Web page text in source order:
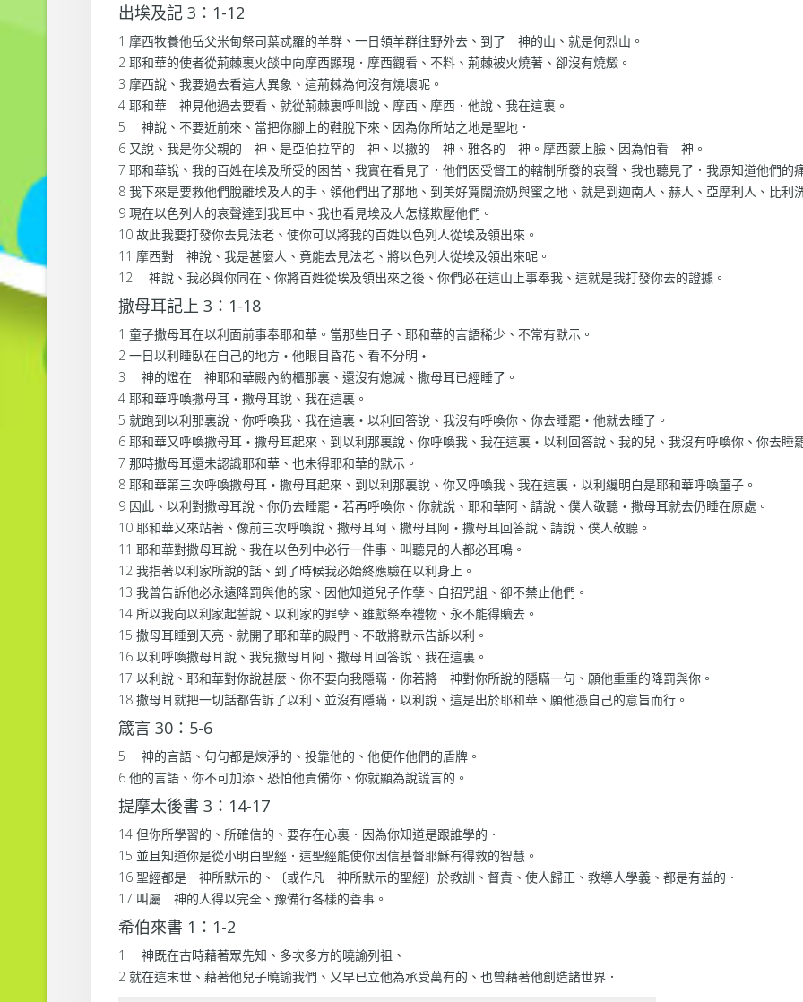
出埃及記 3：1-12
1 摩西牧養他岳父米甸祭司葉忒羅的羊群、一日領羊群往野外去、到了 神的山、就是何烈山。
2 耶和華的使者從荊棘裏火燄中向摩西顯現．摩西觀看、不料、荊棘被火燒著、卻沒有燒燬。
3 摩西說、我要過去看這大異象、這荊棘為何沒有燒壞呢。
4 耶和華 神見他過去要看、就從荊棘裏呼叫說、摩西、摩西．他說、我在這裏。
5 神說、不要近前來、當把你腳上的鞋脫下來、因為你所站之地是聖地．
6 又說、我是你父親的 神、是亞伯拉罕的 神、以撒的 神、雅各的 神。摩西蒙上臉、因為怕看 神。
7 耶和華說、我的百姓在埃及所受的困苦、我實在看見了．他們因受督工的轄制所發的哀聲、我也聽見了．我原知道他們的
8 我下來是要救他們脫離埃及人的手、領他們出了那地、到美好寬闊流奶與蜜之地、就是到迦南人、赫人、亞摩利人、比利
9 現在以色列人的哀聲達到我耳中、我也看見埃及人怎樣欺壓他們。
10 故此我要打發你去見法老、使你可以將我的百姓以色列人從埃及領出來。
11 摩西對 神說、我是甚麼人、竟能去見法老、將以色列人從埃及領出來呢。
12 神說、我必與你同在、你將百姓從埃及領出來之後、你們必在這山上事奉我、這就是我打發你去的證據。
撒母耳記上 3：1-18
1 童子撒母耳在以利面前事奉耶和華。當那些日子、耶和華的言語稀少、不常有默示。
2 一日以利睡臥在自己的地方‧他眼目昏花、看不分明‧
3 神的燈在 神耶和華殿內約櫃那裏、還沒有熄滅、撒母耳已經睡了。
4 耶和華呼喚撒母耳‧撒母耳說、我在這裏。
5 就跑到以利那裏說、你呼喚我、我在這裏‧以利回答說、我沒有呼喚你、你去睡罷‧他就去睡了。
6 耶和華又呼喚撒母耳‧撒母耳起來、到以利那裏說、你呼喚我、我在這裏‧以利回答說、我的兒、我沒有呼喚你、你去睡
7 那時撒母耳還未認識耶和華、也未得耶和華的默示。
8 耶和華第三次呼喚撒母耳‧撒母耳起來、到以利那裏說、你又呼喚我、我在這裏‧以利纔明白是耶和華呼喚童子。
9 因此、以利對撒母耳說、你仍去睡罷‧若再呼喚你、你就說、耶和華阿、請說、僕人敬聽‧撒母耳就去仍睡在原處。
10 耶和華又來站著、像前三次呼喚說、撒母耳阿、撒母耳阿‧撒母耳回答說、請說、僕人敬聽。
11 耶和華對撒母耳說、我在以色列中必行一件事、叫聽見的人都必耳鳴。
12 我指著以利家所說的話、到了時候我必始終應驗在以利身上。
13 我曾告訴他必永遠降罰與他的家、因他知道兒子作孽、自招咒詛、卻不禁止他們。
14 所以我向以利家起誓說、以利家的罪孽、雖獻祭奉禮物、永不能得贖去。
15 撒母耳睡到天亮、就開了耶和華的殿門、不敢將默示告訴以利。
16 以利呼喚撒母耳說、我兒撒母耳阿、撒母耳回答說、我在這裏。
17 以利說、耶和華對你說甚麼、你不要向我隱瞞‧你若將 神對你所說的隱瞞一句、願他重重的降罰與你。
18 撒母耳就把一切話都告訴了以利、並沒有隱瞞‧以利說、這是出於耶和華、願他憑自己的意旨而行。
箴言 30：5-6
5 神的言語、句句都是煉淨的、投靠他的、他便作他們的盾牌。
6 他的言語、你不可加添、恐怕他責備你、你就顯為說謊言的。
提摩太後書 3：14-17
14 但你所學習的、所確信的、要存在心裏．因為你知道是跟誰學的．
15 並且知道你是從小明白聖經．這聖經能使你因信基督耶穌有得救的智慧。
16 聖經都是 神所默示的、〔或作凡 神所默示的聖經〕於教訓、督責、使人歸正、教導人學義、都是有益的．
17 叫屬 神的人得以完全、豫備行各樣的善事。
希伯來書 1：1-2
1 神既在古時藉著眾先知、多次多方的曉諭列祖、
2 就在這末世、藉著他兒子曉諭我們、又早已立他為承受萬有的、也曾藉著他創造諸世界．